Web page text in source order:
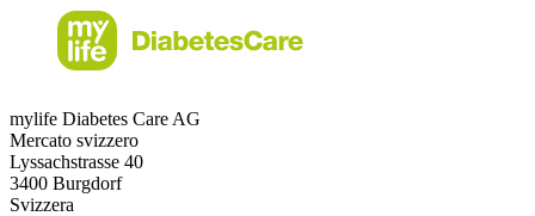
mylife Diabetes Care AG
Mercato svizzero
Lyssachstrasse 40
3400 Burgdorf
Svizzera